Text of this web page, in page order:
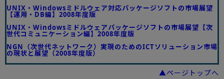
UNIX・Windowsミドルウェア対応パッケージソフトの市場展望
【運用・DB編】2008年度版
UNIX・Windowsミドルウェアパッケージソフトの市場展望【次
世代コミュニケーション編】2008年度版
NGN（次世代ネットワーク）実現のためのICTソリューション市場
の現状と展望（2008年度版）
▲ページトップへ